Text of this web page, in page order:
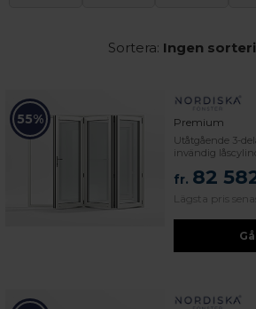
Sortera: Ingen
55% Premium
Utåtgående 3-
invändig
fr. 82
Lägsta pris